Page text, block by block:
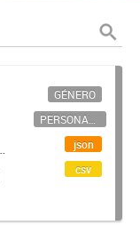
GÉNERO
PERSONAL CIENTÍFICO-TECNOLÓGICO
json
csv